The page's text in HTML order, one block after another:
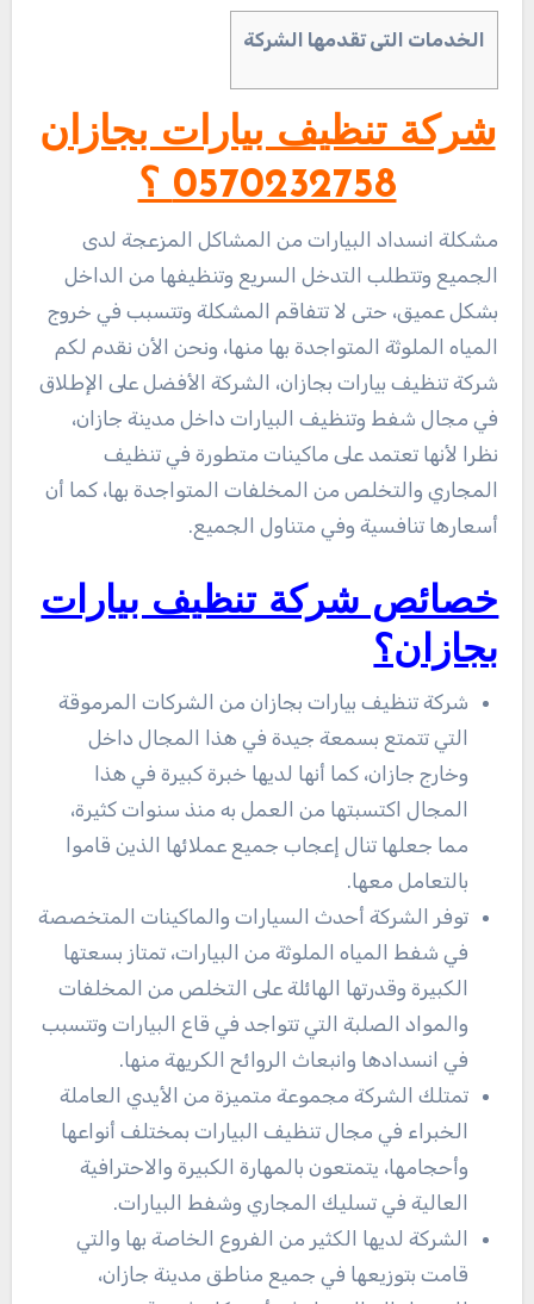
الخدمات التى تقدمها الشركة
شركة تنظيف بيارات بجازان
0570232758 ؟
مشكلة انسداد البيارات من المشاكل المزعجة لدى
الجميع وتتطلب التدخل السريع وتنظيفها من الداخل
بشكل عميق، حتى لا تتفاقم المشكلة وتتسبب في خروج
المياه الملوثة المتواجدة بها منها، ونحن الأن نقدم لكم
شركة تنظيف بيارات بجازان، الشركة الأفضل على الإطلاق
في مجال شفط وتنظيف البيارات داخل مدينة جازان،
نظرا لأنها تعتمد على ماكينات متطورة في تنظيف
المجاري والتخلص من المخلفات المتواجدة بها، كما أن
أسعارها تنافسية وفي متناول الجميع.
خصائص شركة تنظيف بيارات
بجازان؟
شركة تنظيف بيارات بجازان من الشركات المرموقة
التي تتمتع بسمعة جيدة في هذا المجال داخل
وخارج جازان، كما أنها لديها خبرة كبيرة في هذا
المجال اكتسبتها من العمل به منذ سنوات كثيرة،
مما جعلها تنال إعجاب جميع عملائها الذين قاموا
بالتعامل معها.
توفر الشركة أحدث السيارات والماكينات المتخصصة
في شفط المياه الملوثة من البيارات، تمتاز بسعتها
الكبيرة وقدرتها الهائلة على التخلص من المخلفات
والمواد الصلبة التي تتواجد في قاع البيارات وتتسبب
في انسدادها وانبعاث الروائح الكريهة منها.
تمتلك الشركة مجموعة متميزة من الأيدي العاملة
الخبراء في مجال تنظيف البيارات بمختلف أنواعها
وأحجامها، يتمتعون بالمهارة الكبيرة والاحترافية
العالية في تسليك المجاري وشفط البيارات.
الشركة لديها الكثير من الفروع الخاصة بها والتي
قامت بتوزيعها في جميع مناطق مدينة جازان،